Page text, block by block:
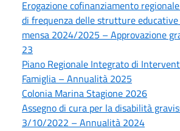
Erogazione cofinanziamento
di frequenza delle strutture
mensa 2024/2025 – Approvazione
23
Piano Regionale Integrato di
Famiglia – Annualità 2025
Colonia Marina Stagione 2026
Assegno di cura per la disabilità
3/10/2022 – Annualità 2024